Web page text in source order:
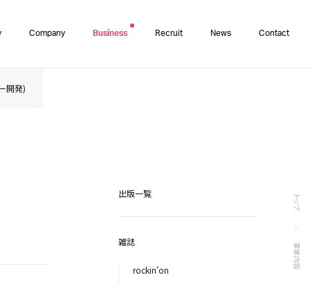
Company Business Recruit News Contact
トップ
事業内容
開発)
出版一覧
雑誌
rockin’on